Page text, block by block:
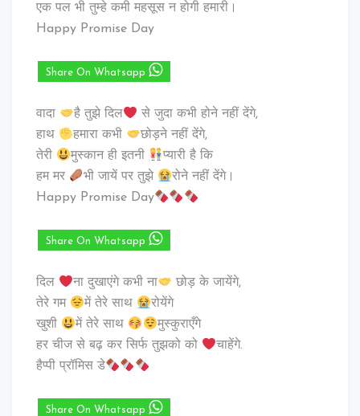
एक पल भी तुम्हे कमी महसूस न होगी हमारी।
Happy Promise Day
Share On Whatsapp
वादा है तुझे दिल
से जुदा कभी होने नहीं देंगे,
हाथ
हमारा कभी
छोड़ने नहीं देंगे,
तेरी
मुस्कान ही इतनी
प्यारी है कि
हम मर
भी जायें पर तुझे
रोने नहीं देंगे।
Happy Promise Day
Share On Whatsapp
दिल ना दुखाएंगे कभी ना
छोड़ के जायेंगे,
तेरे गम
में तेरे साथ
रोयेंगे
खुशी
में तेरे साथ
मुस्कुराएँगे
हर चीज से बढ़ कर सिर्फ तुझको को
चाहेंगे.
हैप्पी प्रॉमिस डे
Share On Whatsapp